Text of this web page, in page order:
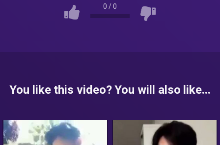
0 /0
You like this video? You will also like...